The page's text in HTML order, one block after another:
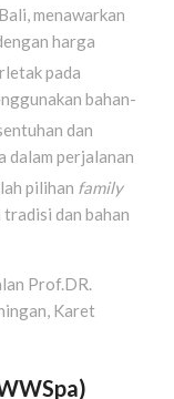
menawarkan
harga
pada
bahan-
dan
dalam perjalanan
pilihan family
dan bahan
Prof.DR.
Karet